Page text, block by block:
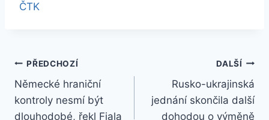
ČTK
Navigace
pro
PŘEDCHOZÍ
Německé hraniční
kontroly nesmí být
dlouhodobé, řekl Fiala
DALŠÍ
Rusko-ukrajinská
jednání skončila další
dohodou o výměně